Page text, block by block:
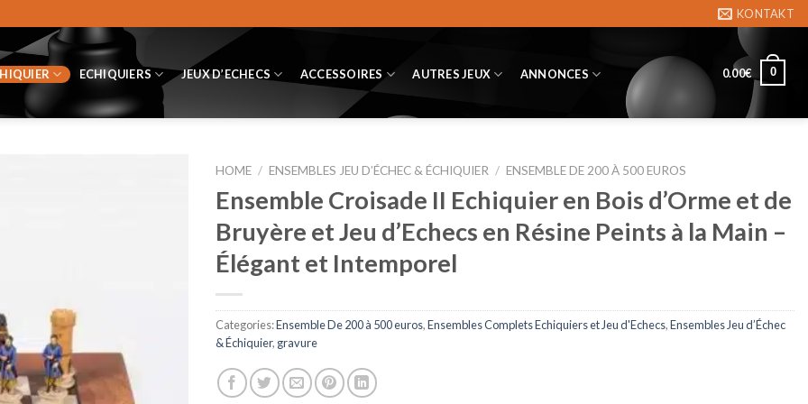
KONTAKT
ECHIQUIERS JEUX D’ECHECS ACCESSOIRES AUTRES JEUX ANNONCES 0.00€ 0
HOME / ENSEMBLES JEU D’ÉCHEC & ÉCHIQUIER / ENSEMBLE DE 200 À 500 EUROS
Ensemble Croisade II Echiquier en Bois d’Orme et de
Bruyère et Jeu d’Echecs en Résine Peints à la Main –
Élégant et Intemporel
Categories:Ensemble De 200 à 500 euros,Ensembles Complets Echiquiers et Jeu d'Echecs,Ensembles Jeu d’Échec
& Échiquier, gravure